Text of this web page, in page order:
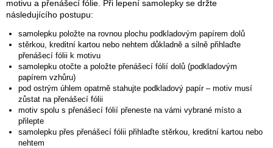
motivu a přenášecí fólie. Při lepení samolepky se držte
následujícího postupu:
samolepku položte na rovnou plochu podkladovým papírem dolů
stěrkou, kreditní kartou nebo nehtem důkladně a silně přihlaďte
přenášecí fólii k motivu
samolepku otočte a položte přenášecí fólií dolů (podkladovým
papírem vzhůru)
pod ostrým úhlem opatrně stahujte podkladový papír – motiv musí
zůstat na přenášecí fólii
motiv spolu s přenášecí fólií přeneste na vámi vybrané místo a
přilepte
samolepku přes přenášecí fólii přihlaďte stěrkou, kreditní kartou nebo
nehtem